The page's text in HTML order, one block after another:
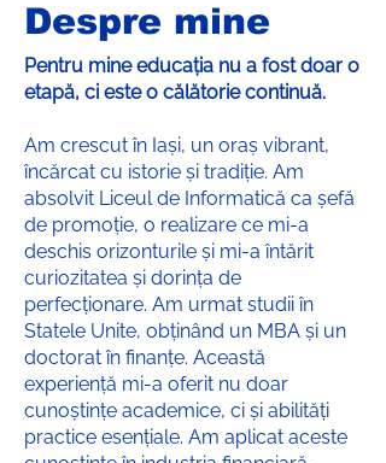
Despre mine
Pentru mine educația nu a fost doar o
etapă, ci este o călătorie continuă.
Am crescut în Iași, un oraș vibrant,
încărcat cu istorie și tradiție. Am
absolvit Liceul de Informatică ca șefă
de promoție, o realizare ce mi-a
deschis orizonturile și mi-a întărit
curiozitatea și dorința de
perfecționare. Am urmat studii în
Statele Unite, obținând un MBA și un
doctorat în finanțe. Această
experiență mi-a oferit nu doar
cunoștințe academice, ci și abilități
practice esențiale. Am aplicat aceste